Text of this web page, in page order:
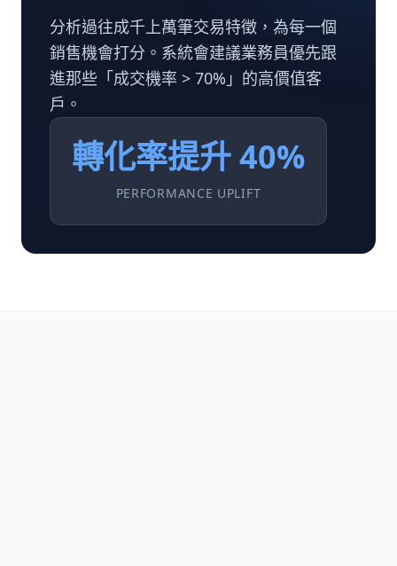
分析過往成千上萬筆交易特徵，為每一個
銷售機會打分。系統會建議業務員優先跟
進那些「成交機率 > 70%」的高價值客
戶。
轉化率提升 40%
PERFORMANCE UPLIFT